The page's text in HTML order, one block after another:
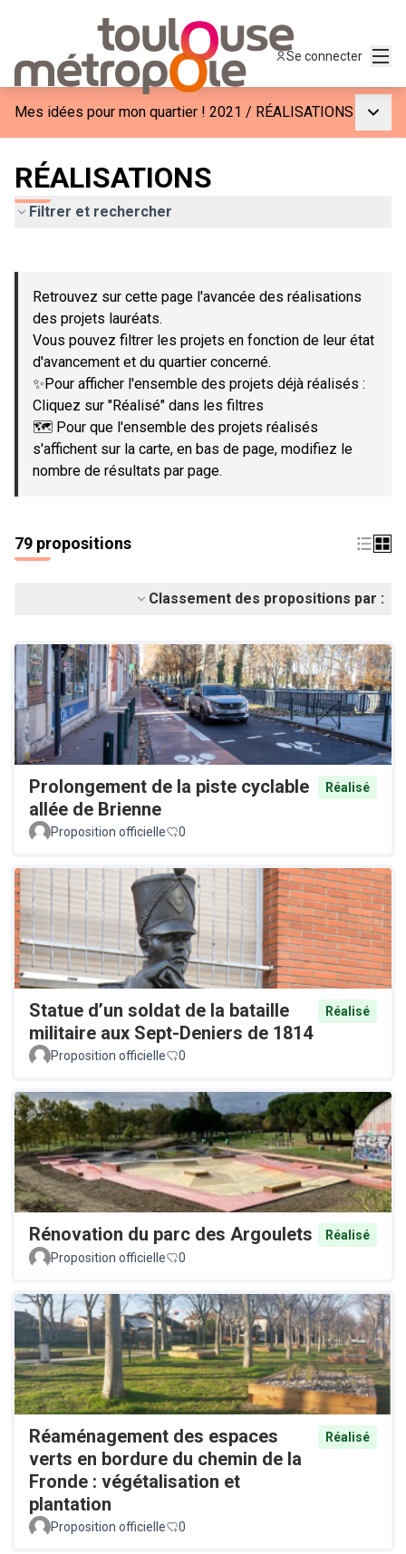
Se connecter
Mes idées pour mon quartier ! 2021 / RÉALISATIONS
RÉALISATIONS
Filtrer et rechercher
−
Retrouvez sur cette page l'avancée des réalisations
des projets lauréats.
Vous pouvez filtrer les projets en fonction de leur état
d'avancement et du quartier concerné.
✨Pour afficher l'ensemble des projets déjà réalisés :
Cliquez sur "Réalisé" dans les filtres
🗺️ Pour que l'ensemble des projets réalisés
s'affichent sur la carte, en bas de page, modifiez le
nombre de résultats par page.
79 propositions
Classement des propositions par :
Prolongement de la piste cyclable
allée de Brienne
Réalisé
Proposition officielle 0
Statue d’un soldat de la bataille
militaire aux Sept-Deniers de 1814
Réalisé
Proposition officielle 0
Rénovation du parc des Argoulets
Réalisé
Proposition officielle
0
Réaménagement des espaces
verts en bordure du chemin de la
Fronde : végétalisation et
plantation
Réalisé
Proposition officielle 0